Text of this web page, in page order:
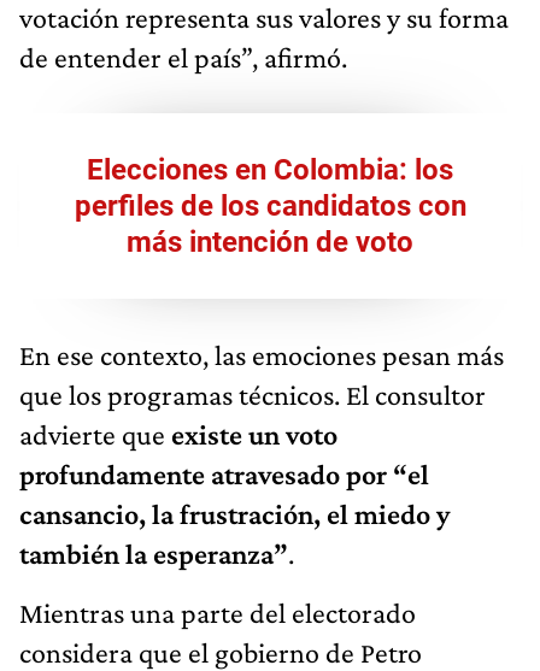
votación representa sus valores y su forma
de entender el país”, afirmó.
Elecciones en Colombia: los
perfiles de los candidatos con
más intención de voto
En ese contexto, las emociones pesan más
que los programas técnicos. El consultor
advierte que existeun voto
profundamente atravesado por “el
cansancio, la frustración, el miedo y
también la esperanza”.
Mientras una parte del electorado
considera que el gobierno de Petro